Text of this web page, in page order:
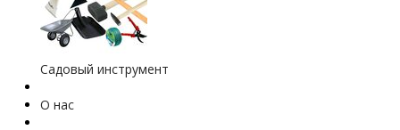
Садовый инструмент
О нас